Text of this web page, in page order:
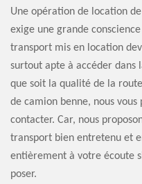
Une opération de location
exige une grande
transport mis en location
surtout apte à accéder dans
que soit la qualité de la
de camion benne, nous
contacter. Car, nous
transport bien entretenu et
entièrement à votre écoute
poser.